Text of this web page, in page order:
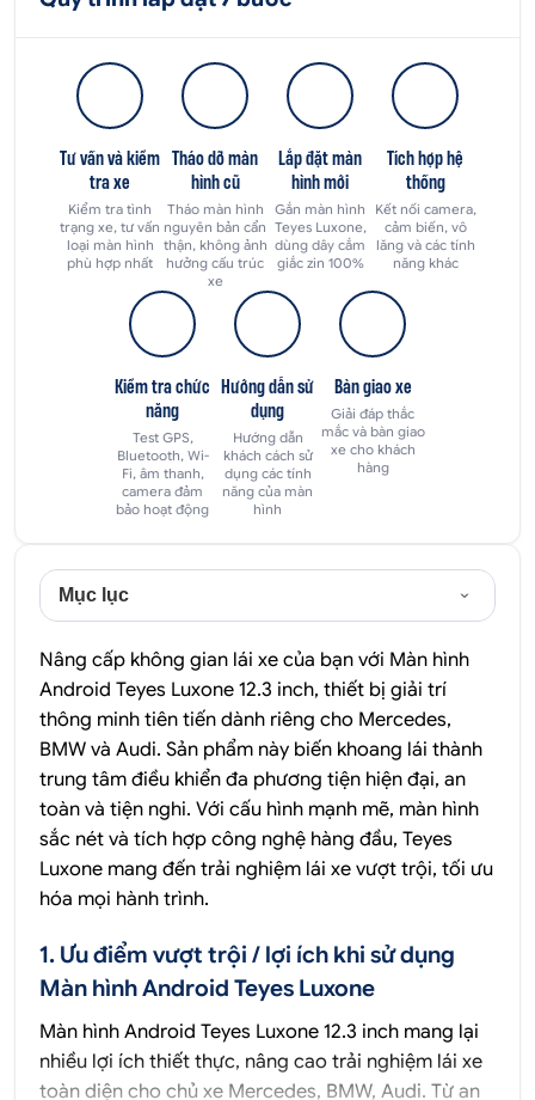
Tư vấn và kiểm
tra xe
Kiểm tra tình
trạng xe, tư vấn
loại màn hình
phù hợp nhất
Tháo dỡ màn
hình cũ
Tháo màn hình
nguyên bản cẩn
thận, không ảnh
hưởng cấu trúc
xe
Lắp đặt màn
hình mới
Gắn màn hình
Teyes Luxone,
dùng dây cắm
giắc zin 100%
Tích hợp hệ
thống
Kết nối camera,
cảm biến, vô
lăng và các tính
năng khác
Kiểm tra chức
năng
Test GPS,
Bluetooth, Wi-
Fi, âm thanh,
camera đảm
bảo hoạt động
Hướng dẫn sử
dụng
Hướng dẫn
khách cách sử
dụng các tính
năng của màn
hình
Bàn giao xe
Giải đáp thắc
mắc và bàn giao
xe cho khách
hàng
Mục lục
Nâng cấp không gian lái xe của bạn với Màn hình
Android Teyes Luxone 12.3 inch, thiết bị giải trí
thông minh tiên tiến dành riêng cho Mercedes,
BMW và Audi. Sản phẩm này biến khoang lái thành
trung tâm điều khiển đa phương tiện hiện đại, an
toàn và tiện nghi. Với cấu hình mạnh mẽ, màn hình
sắc nét và tích hợp công nghệ hàng đầu, Teyes
Luxone mang đến trải nghiệm lái xe vượt trội, tối ưu
hóa mọi hành trình.
1. Ưu điểm vượt trội / lợi ích khi sử dụng
Màn hình Android Teyes Luxone
Màn hình Android Teyes Luxone 12.3 inch mang lại
nhiều lợi ích thiết thực, nâng cao trải nghiệm lái xe
toàn diện cho chủ xe Mercedes, BMW, Audi. Từ an